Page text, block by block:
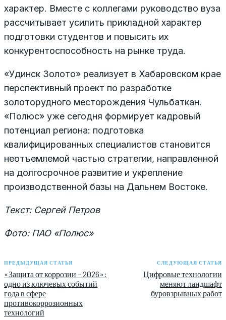
характер. Вместе с коллегами руководство вуза
рассчитывает усилить прикладной характер
подготовки студентов и повысить их
конкурентоспособность на рынке труда.
«Удинск Золото» реализует в Хабаровском крае
перспективный проект по разработке
золоторудного месторождения Чульбаткан.
«Полюс» уже сегодня формирует кадровый
потенциал региона: подготовка
квалифицированных специалистов становится
неотъемлемой частью стратегии, направленной
на долгосрочное развитие и укрепление
производственной базы на Дальнем Востоке.
Текст: Сергей Петров
Фото: ПАО «Полюс»
ПРЕДЫДУЩАЯ СТАТЬЯ
«Защита от коррозии – 2026»:
одно из ключевых событий
года в сфере
противокоррозионных
технологий
СЛЕДУЮЩАЯ СТАТЬЯ
Цифровые технологии
меняют ландшафт
буровзрывных работ